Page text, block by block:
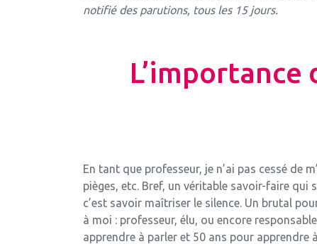
notifié des parutions, tous les 15 jours.
L’importance
En tant que professeur, je n’ai pas cessé de
pièges, etc. Bref, un véritable savoir-faire qui
c’est savoir maîtriser le silence. Un brutal
à moi : professeur, élu, ou encore
apprendre à parler et 50 ans pour apprendre